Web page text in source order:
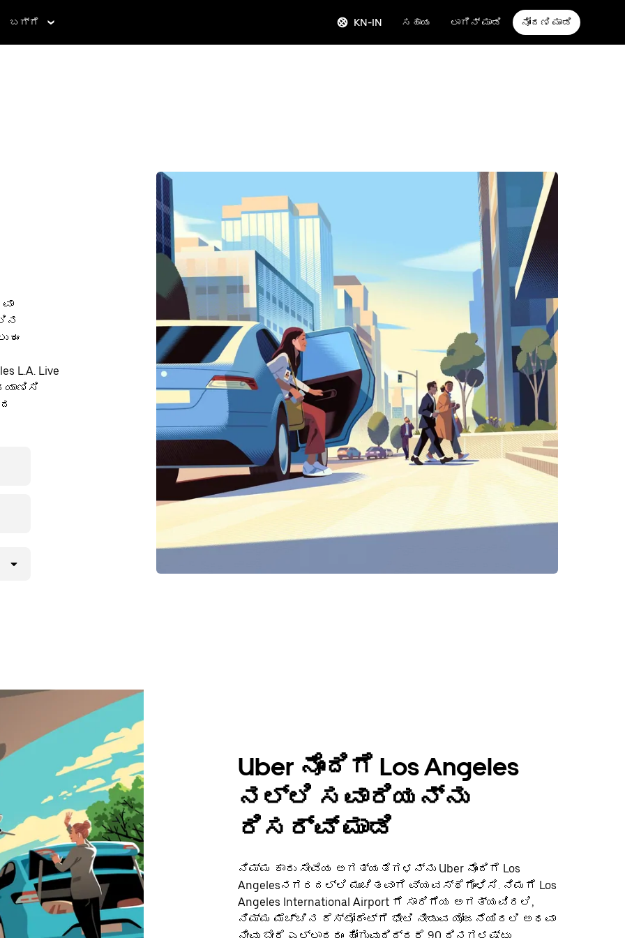
ಬಗ್ಗೆ KN-IN ಸಹಾಯ ಲಾಗಿನ್ ಮಾಡಿ ನೋಂದಣಿ ಮಾಡಿ
ಈ
L.A. Live
Uber ನೊಂದಿಗೆ Los Angeles
ನಲ್ಲಿ ಸವಾರಿಯನ್ನು
ರಿಸರ್ವ್ ಮಾಡಿ
ನಿಮ್ಮ ಕಾರು ಸೇವೆಯ ಅಗತ್ಯತೆಗಳನ್ನು Uber ನೊಂದಿಗೆ Los
Angelesನಗರದಲ್ಲಿ ಮುಂಚಿತವಾಗಿ ವ್ಯವಸ್ಥೆಗೊಳಿಸಿ. ನಿಮಗೆ Los
Angeles International Airport ಗೆ ಸಾರಿಗೆಯ ಅಗತ್ಯವಿರಲಿ,
ನಿಮ್ಮ ಮೆಚ್ಚಿನ ರೆಸ್ಟೋರೆಂಟ್‌ಗೆ ಭೇಟಿ ನೀಡುವ ಯೋಜನೆಯಿರಲಿ ಅಥವಾ